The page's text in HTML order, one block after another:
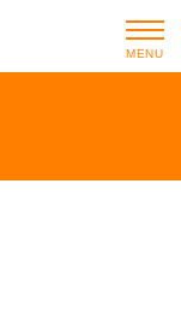
MENU